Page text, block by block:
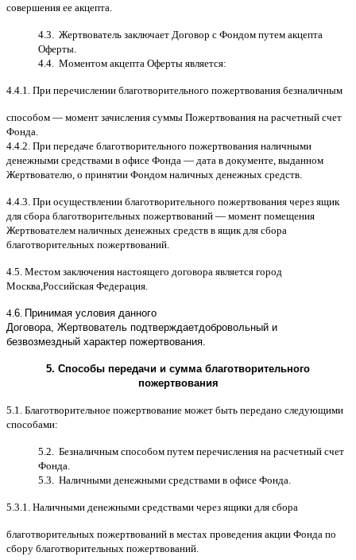
совершения ее акцепта
4.3. Жертвователь заключает Договор c Фондом путем акцепта
Оферты
4.4. Моментом акцепта Оферты является:
4.4.1. При перечислении благотворительного пожертвования безналичным
способом — момент зачисления суммы Пожертвования на расчетный счет
Фонда
4.4.2. При передаче благотворительного пожертвования наличными
денежными средствами в офисе Фонда — дата в документе выданном
Жертвователю o принятии Фондом наличных денежных средств
4.4.3. При осуществлении благотворительного пожертвования через ящик
для сбора благотворительных пожертвований — момент помещения
Жертвователем наличных денежных средств в ящик для сбора
благотворительных пожертвований
4.5. Местом заключения настоящего договора является город
Москва Российская Федерация
4. 6 Принимая условия данного
Договора, Жертвователь подтверждаетдобровольный и
безвозмездный характер пожертвования
5. Способы передачи и сумма благотворительного
пожертвования
5.1. Благотворительное пожертвование может быть передано следующими
способами:
5.2. Безналичным способом путем перечисления на расчетный счет
Фонда
5.3. Наличными денежными средствами в офисе Фонда
5.3.1. Наличными денежными средствами через ящики для сбора
благотворительных пожертвований в местах проведения акции Фонда по
сбору благотворительных пожертвований